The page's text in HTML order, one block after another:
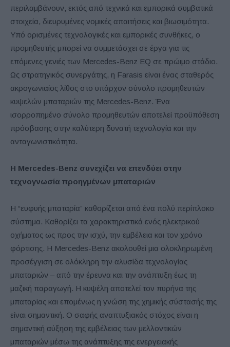
περιλαμβάνουν, εκτός από τεχνικά και εμπορικά συμβατικά
στοιχεία, διευρυμένες νομικές απαιτήσεις και βιωσιμότητα.
Υπό ορισμένες τεχνολογικές και εμπορικές συνθήκες, ο
προμηθευτής μπορεί να συμμετάσχει σε έργα για τις
επόμενες γενιές των Mercedes-Benz EQ σε πρώιμο στάδιο.
Ως στρατηγικός συνεργάτης, η Farasis είναι ένας σταθερός
ακρογωνιαίος λίθος στο υπάρχον σύνολο προμηθευτών
κυψελών μπαταριών της Mercedes-Benz. Ένα
ισορροπημένο σύνολο προμηθευτών αποτελεί προϋπόθεση
πρόσβασης στην καλύτερη δυνατή τεχνολογία και την
ανταγωνιστικότητα.
Η Mercedes-Benz συνεχίζει να επενδύει στην
τεχνογνωσία προηγμένων μπαταριών
Η “ευφυής μπαταρία” καθορίζεται από ένα πολύ περίπλοκο
σύστημα. Καθορίζει τα χαρακτηριστικά ενός ηλεκτρικού
οχήματος ως προς την ισχύ, την εμβέλεια και τον χρόνο
φόρτισης. Η Mercedes-Benz ακολουθεί μια ολοκληρωμένη
προσέγγιση σε ολόκληρη την αλυσίδα τεχνολογίας
μπαταριών – από την έρευνα και την ανάπτυξη έως τη
μαζική παραγωγή. Η κυψέλη αποτελεί τον πυρήνα της
μπαταρίας και επομένως η γνώση της χημικής σύστασής της
είναι σημαντική. Ο σαφής αναπτυξιακός στόχος είναι η
σημαντική αύξηση της εμβέλειας των μελλοντικών
μπαταριών μέσω της ανάπτυξης της ενεργειακής